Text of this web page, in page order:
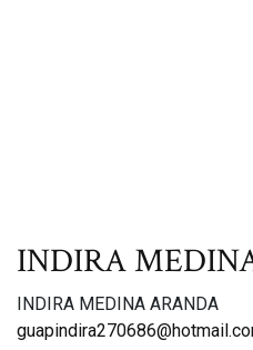
INDIRA
INDIRA MEDINA ARANDA